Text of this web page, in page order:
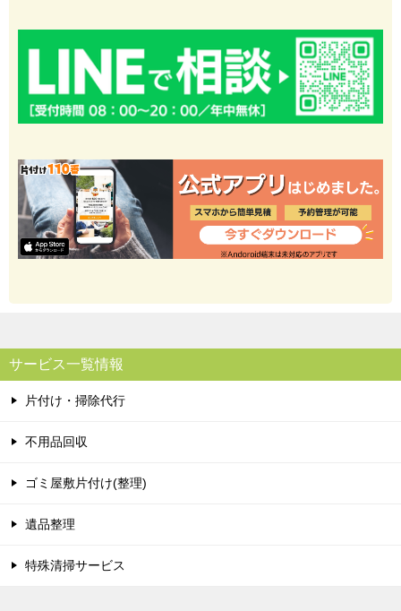
サービス一覧情報
片付け・掃除代行
不用品回収
ゴミ屋敷片付け(整理)
遺品整理
特殊清掃サービス